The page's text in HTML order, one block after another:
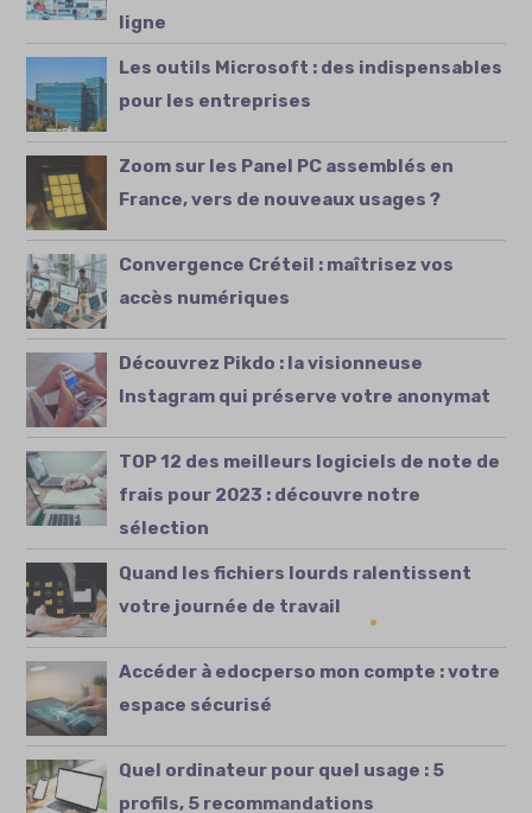
ligne
Les outils Microsoft : des indispensables
pour les entreprises
Zoom sur les Panel PC assemblés en
France, vers de nouveaux usages ?
Convergence Créteil : maîtrisez vos
accès numériques
Découvrez Pikdo : la visionneuse
Instagram qui préserve votre anonymat
TOP 12 des meilleurs logiciels de note de
frais pour 2023 : découvre notre
sélection
Quand les fichiers lourds ralentissent
votre journée de travail
Accéder à edocperso mon compte : votre
espace sécurisé
Quel ordinateur pour quel usage : 5
profils, 5 recommandations